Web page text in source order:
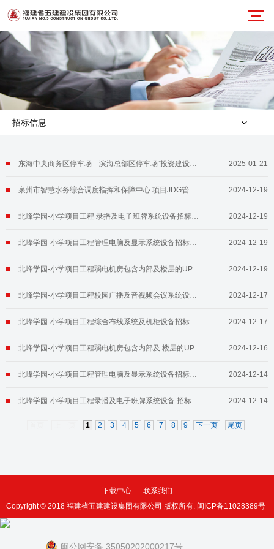
招标信息
东海中央商务区停车场—滨海总部区停车场“投资建设一体化”项目电缆招标公告 2025-01-21
泉州市智慧水务综合调度指挥和保障中心 项目JDG管、灯头盒、开关盒、金属软管招标公告（第二次） 2024-12-19
北峰学园-小学项目工程 录播及电子班牌系统设备招标变更公告 2024-12-19
北峰学园-小学项目工程管理电脑及显示系统设备招标变更公告 2024-12-19
北峰学园-小学项目工程弱电机房包含内部及楼层的UPS、精密空调动环系统和建筑设备管理系统等设备招标公告 2024-12-19
北峰学园-小学项目工程校园广播及音视频会议系统设备招标公告 2024-12-17
北峰学园-小学项目工程综合布线系统及机柜设备招标公告 2024-12-17
北峰学园-小学项目工程弱电机房包含内部及 楼层的UPS、精密空调动环系统和建筑设备管理系统等设备招标公告 2024-12-16
北峰学园-小学项目工程管理电脑及显示系统设备招标公告 2024-12-14
北峰学园-小学项目工程录播及电子班牌系统设备 招标公告 2024-12-14
1 2 3 4 5 6 7 8 9 下一页 尾页
下载中心
联系我们
Copyright © 2018 福建省五建建设集团有限公司 版权所有. 闽ICP备11028389号
闽公网安备 35050202000217号